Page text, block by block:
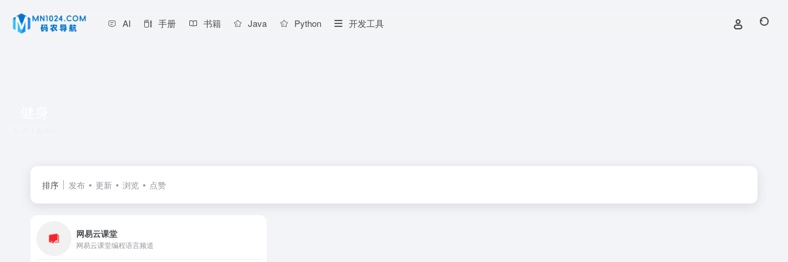
AI 手册 书籍 Java Python 开发工具
排序 发布 更新 浏览 点赞
网易云课堂
网易云课堂编程语言频道